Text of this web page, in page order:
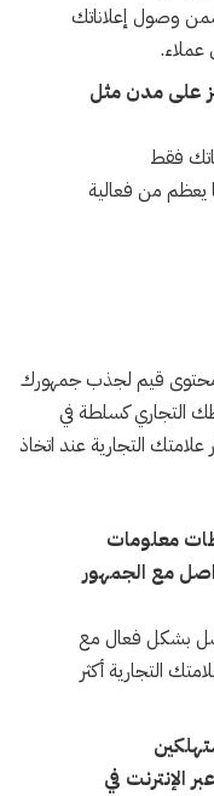
وصول إعلاناتك
عملاء.
على مدن مثل
فقط
من فعالية
محتوى قيم لجذب جمهورك
التجاري كسلطة في
التجارية عند اتخاذ
معلومات
مع الجمهور
بشكل فعال مع
التجارية أكثر
الإنترنت في